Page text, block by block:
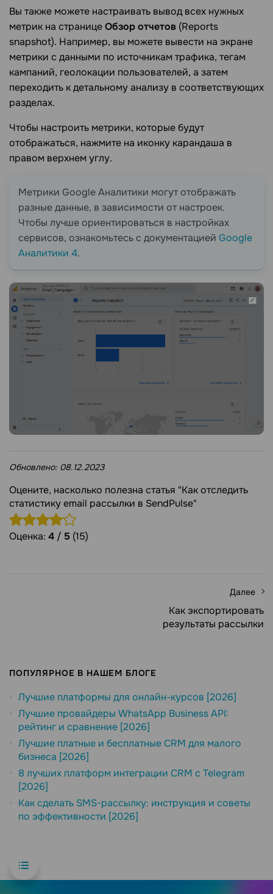
Вы также можете настраивать вывод всех нужных
метрик на страницеОбзор отчетов (Reports
snapshot). Например, вы можете вывести на экране
метрики с данными по источникам трафика, тегам
кампаний, геолокации пользователей, а затем
переходить к детальному анализу в соответствующих
разделах.
Чтобы настроить метрики, которые будут
отображаться, нажмите на иконку карандаша в
правом верхнем углу.
Метрики Google Аналитики могут отображать
разные данные, в зависимости от настроек.
Чтобы лучше ориентироваться в настройках
сервисов, ознакомьтесь с документацией Google
Аналитики 4.
Обновлено: 08.12.2023
Оцените, насколько полезна статья "Как отследить
статистику email рассылки в SendPulse"
Оценка: 4 / 5 (15)
Далее
Как экспортировать
результаты рассылки
ПОПУЛЯРНОЕ В НАШЕМ БЛОГЕ
Лучшие платформы для онлайн-курсов [2026]
Лучшие провайдеры WhatsApp Business API:
рейтинг и сравнение [2026]
Лучшие платные и бесплатные CRM для малого
бизнеса [2026]
8 лучших платформ интеграции CRM с Telegram
[2026]
Как сделать SMS-рассылку: инструкция и советы
по эффективности [2026]